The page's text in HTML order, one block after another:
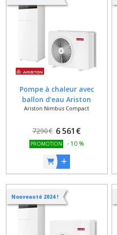
Pompe à chaleur avec
ballon d'eau Ariston
NIMBUS COMPACT 35 S NET
Ariston Nimbus Compact
7290€ 6 561 €
PROMOTION - 10 %
Nouveauté 2024 !
NIMBUS
Ariston
NIMBUS
PLUS
Ariston
FLEX
(8)
Ariston
NIMBUS
COMPACT